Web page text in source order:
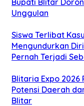
Unggulan
Siswa Terlibat
Mengundurkan
Pernah Terjadi
Blitaria Expo 2026
Potensi Daerah
Blitar